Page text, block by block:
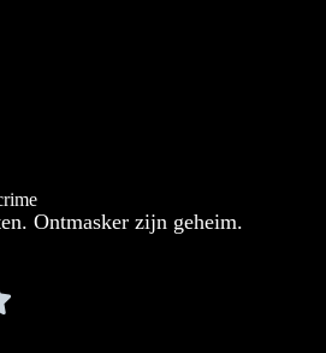
Ontmasker zijn geheim.